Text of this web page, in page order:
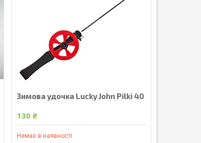
Зимова удочка Lucky John Pilki 40
130 ₴
Немає в наявності